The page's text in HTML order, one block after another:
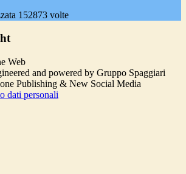
152873 volte
and powered by Gruppo Spaggiari
Publishing & New Social Media
dati personali